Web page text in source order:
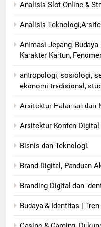
Analisis Slot Online &
Analisis
Animasi Jepang, Budaya
Karakter Kartun,
antropologi, sosiologi,
ekonomi tradisional,
Arsitektur Halaman dan
Arsitektur Konten Digital
Bisnis dan Teknologi.
Brand Digital, Panduan
Branding Digital dan
Budaya & Identitas |